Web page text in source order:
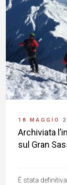
18 MAGGIO
Archiviata
sul Gran
È stata